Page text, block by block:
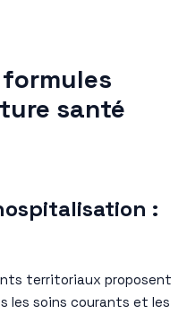
santé
:
territoriaux proposent
les soins courants et les